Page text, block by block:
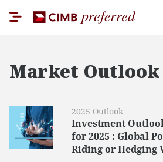
Market Outlook
2025 Outlook
Investment
for 2025 : Global
Riding or Hedging